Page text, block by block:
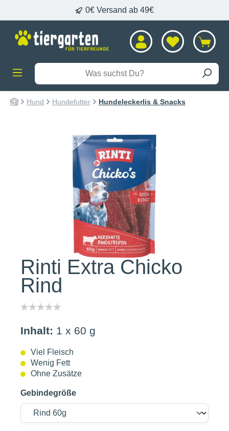
0€ Versand ab 49€
Hund Hundefutter Hundeleckerlis & Snacks
Bildergalerie überspringen
Rinti Extra Chicko
Rind
Inhalt: 1 x 60 g
Viel Fleisch
Wenig Fett
Ohne Zusätze
Gebindegröße